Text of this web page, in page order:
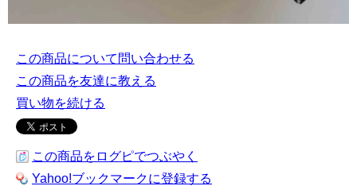
この商品について問い合わせる
この商品を友達に教える
買い物を続ける
この商品をログピでつぶやく
Yahoo!ブックマークに登録する